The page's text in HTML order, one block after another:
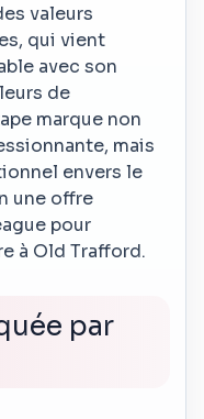
valeurs
qui vient
avec son
de
marque non
mais
envers le
une offre
pour
à Old Trafford.
par